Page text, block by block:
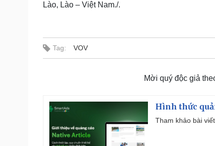
Lào, Lào – Việt Nam./.
Tag: VOV
Mời quý độc giả
Hình thức
Tham khảo bài